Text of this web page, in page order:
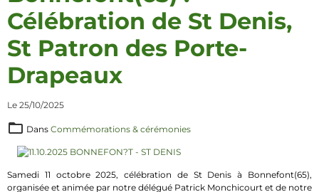
Célébration de St Denis,
St Patron des Porte-
Drapeaux
Le 25/10/2025
Dans Commémorations & cérémonies
Samedi 11 octobre 2025, célébration de St Denis à Bonnefont(65),
organisée et animée par notre délégué Patrick Monchicourt et de notre